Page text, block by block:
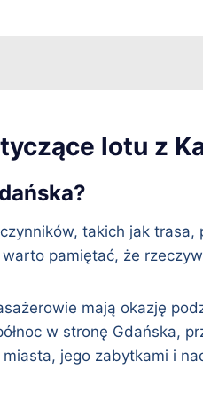
lotu z
takich jak
pamiętać, że
mają okazję
w stronę Gdańska,
jego zabytkami i